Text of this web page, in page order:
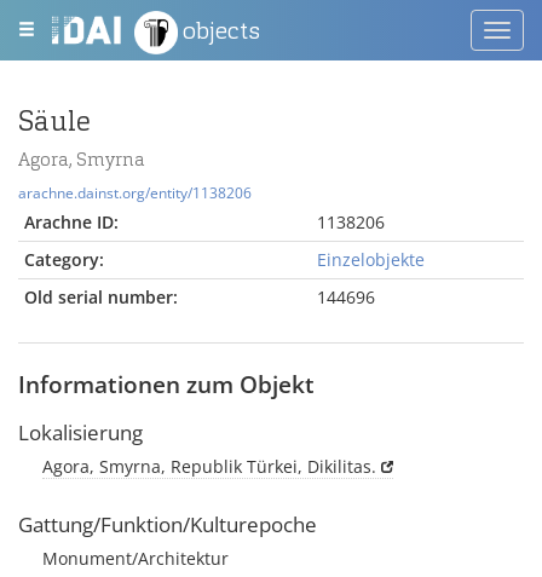
objects
Säule
Agora, Smyrna
arachne.dainst.org/entity/1138206
Arachne ID:
1138206
Category:
Einzelobjekte
Old serial number:
144696
Informationen zum Objekt
Lokalisierung
Agora, Smyrna, Republik Türkei, Dikilitas.
Gattung/Funktion/Kulturepoche
Monument/Architektur